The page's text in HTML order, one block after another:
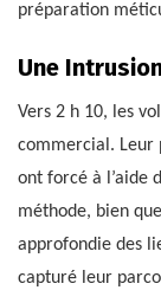
préparation
Une
Vers 2 h 10, les
commercial. Leur
ont forcé à l’aide
méthode, bien
approfondie des
capturé leur